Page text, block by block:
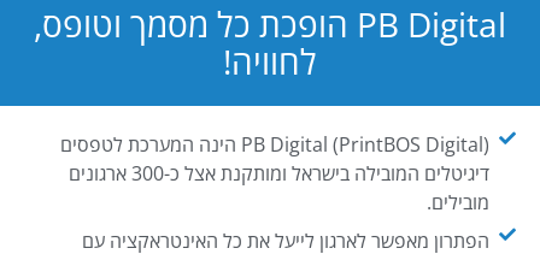
PB Digital הופכת כל מסמך וטופס,
לחוויה!
PB Digital (PrintBOS Digital) הינה המערכת לטפסים
דיגיטלים המובילה בישראל ומותקנת אצל כ-300 ארגונים
מובילים.
הפתרון מאפשר לארגון לייעל את כל האינטראקציה עם